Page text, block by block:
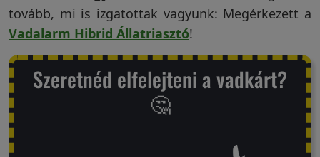
Szakértői
blog
Légy
viszonteladó!
tovább, mi is izgatottak vagyunk: Megérkezett a
Vadalarm Hibrid Állatriasztó!
Szeretnéd elfelejteni a vadkárt?
🤔